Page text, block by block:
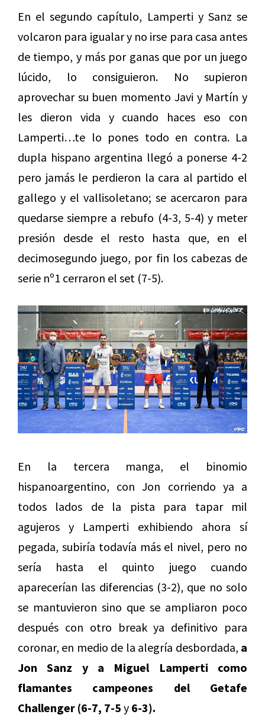
En el segundo capítulo, Lamperti y Sanz se
volcaron para igualar y no irse para casa antes
de tiempo, y más por ganas que por un juego
lúcido, lo consiguieron. No supieron
aprovechar su buen momento Javi y Martín y
les dieron vida y cuando haces eso con
Lamperti…te lo pones todo en contra. La
dupla hispano argentina llegó a ponerse 4-2
pero jamás le perdieron la cara al partido el
gallego y el vallisoletano; se acercaron para
quedarse siempre a rebufo (4-3, 5-4) y meter
presión desde el resto hasta que, en el
decimosegundo juego, por fin los cabezas de
serie nº1 cerraron el set (7-5).
En la tercera manga, el binomio
hispanoargentino, con Jon corriendo ya a
todos lados de la pista para tapar mil
agujeros y Lamperti exhibiendo ahora sí
pegada, subiría todavía más el nivel, pero no
sería hasta el quinto juego cuando
aparecerían las diferencias (3-2), que no solo
se mantuvieron sino que se ampliaron poco
después con otro break ya definitivo para
coronar, en medio de la alegría desbordada, a
Jon Sanz y a Miguel Lamperti como
flamantes campeones del Getafe
Challenger (6-7, 7-5 y 6-3).